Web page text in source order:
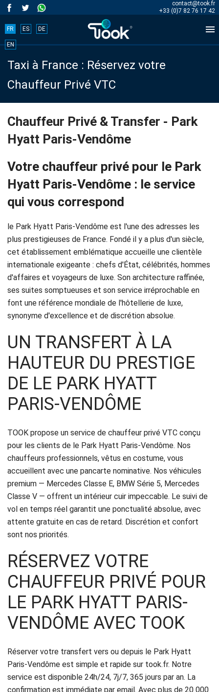
contact@took.fr
+33 (0)7 82 76 17 42

FR ES DE
EN
Taxi à France : Réservez votre
Chauffeur Privé VTC
Book
your
trip
now!
BOOK
Accueil
Réservation
Services
de
chauffeur
Transferts
Aéroports
Solutions
d'affaires
Contact
CGV
Politique
de
confidentialité
Chauffeur Privé & Transfer - Park
Hyatt Paris-Vendôme
Votre chauffeur privé pour le Park
Hyatt Paris-Vendôme : le service
qui vous correspond
le Park Hyatt Paris-Vendôme est l'une des adresses les
plus prestigieuses de France. Fondé il y a plus d'un siècle,
cet établissement emblématique accueille une clientèle
internationale exigeante : chefs d'État, célébrités, hommes
d'affaires et voyageurs de luxe. Son architecture raffinée,
ses suites somptueuses et son service irréprochable en
font une référence mondiale de l'hôtellerie de luxe,
synonyme d'excellence et de discrétion absolue.
UN TRANSFERT À LA
HAUTEUR DU PRESTIGE
DE LE PARK HYATT
PARIS-VENDÔME
TOOK propose un service de chauffeur privé VTC conçu
pour les clients de le Park Hyatt Paris-Vendôme. Nos
chauffeurs professionnels, vêtus en costume, vous
accueillent avec une pancarte nominative. Nos véhicules
premium — Mercedes Classe E, BMW Série 5, Mercedes
Classe V — offrent un intérieur cuir impeccable. Le suivi de
vol en temps réel garantit une ponctualité absolue, avec
attente gratuite en cas de retard. Discrétion et confort
sont nos priorités.
RÉSERVEZ VOTRE
CHAUFFEUR PRIVÉ POUR
LE PARK HYATT PARIS-
VENDÔME AVEC TOOK
Réserver votre transfert vers ou depuis le Park Hyatt
Paris-Vendôme est simple et rapide sur took.fr. Notre
service est disponible 24h/24, 7j/7, 365 jours par an. La
confirmation est immédiate par email. Avec plus de 20 000